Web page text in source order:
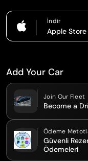
İndir
Apple Store
Add Your Car
Join Our Fleet
Become a
Ödeme
Güvenli
Ödemeleri